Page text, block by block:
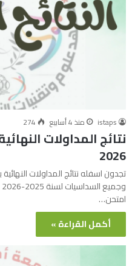
istaps منذ 4 أسابيع 274
2026
تجدون اسفله نتائج المداولات
امتحن…
أكمل القراءة »